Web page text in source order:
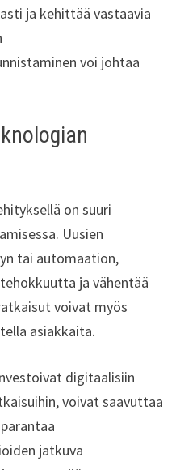
ja kehittää vastaavia
voi johtaa
on suuri
Uusien
tai automaation,
ja vähentää
voivat myös
asiakkaita.
digitaalisiin
voivat saavuttaa
jatkuva